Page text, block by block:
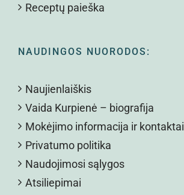
Receptų paieška
NAUDINGOS NUORODOS:
Naujienlaiškis
Vaida Kurpienė – biografija
Mokėjimo informacija ir kontaktai
Privatumo politika
Naudojimosi sąlygos
Atsiliepimai